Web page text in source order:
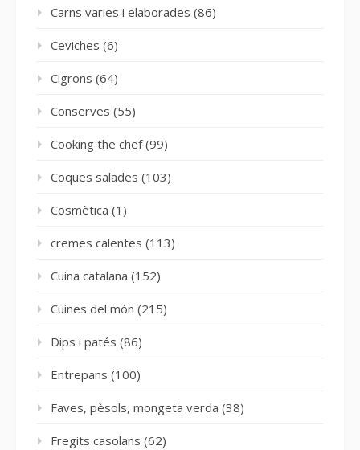
Carns varies i elaborades (86)
Ceviches (6)
Cigrons (64)
Conserves (55)
Cooking the chef(99)
Coques salades (103)
Cosmètica (1)
cremes calentes (113)
Cuina catalana (152)
Cuines del món (215)
Dips i patés (86)
Entrepans (100)
Faves, pèsols, mongeta verda (38)
Fregits casolans (62)